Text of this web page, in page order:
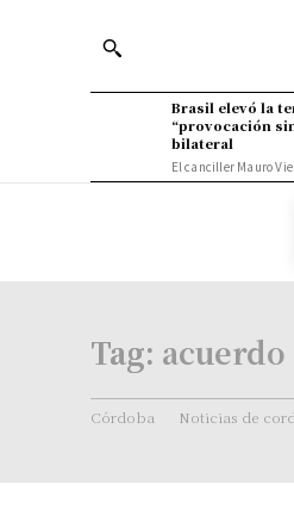
Brasil elevó la
“provocación
bilateral
El canciller Mauro
Tag:
Córdoba Noticias de